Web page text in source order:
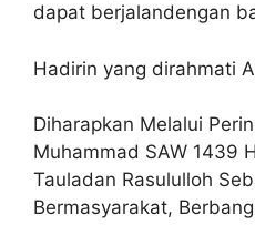
dapat berjalandengan
Hadirin yang dirahmati
Diharapkan Melalui
Muhammad SAW 1439
Tauladan Rasululloh
Bermasyarakat,